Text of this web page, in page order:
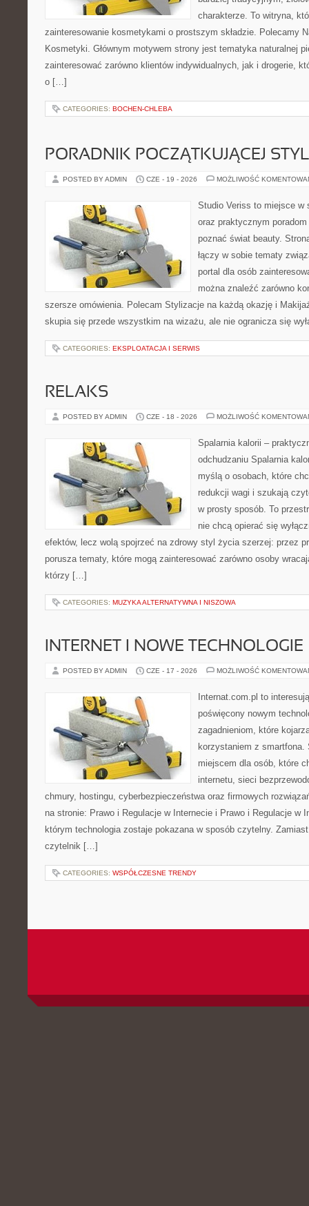
charakterze. To witryna,
zainteresowanie kosmetykami o prostszym składzie. Polecamy
Kosmetyki. Głównym motywem strony jest tematyka naturalnej
zainteresować zarówno klientów indywidualnych, jak i drogerie,
o […]
CATEGORIES: BOCHEN-CHLEBA
PORADNIK POCZĄTKUJĄCEJ
POSTED BY ADMIN CZE - 19 - 2026 MOŻLIWOŚĆ
Studio Veriss to miejsce w
oraz praktycznym
poznać świat beauty.
łączy w sobie tematy
portal dla osób
można znaleźć zarówno
szersze omówienia. Polecam Stylizacje na każdą okazję i
skupia się przede wszystkim na wizażu, ale nie ogranicza się
CATEGORIES: EKSPLOATACJA I SERWIS
RELAKS
POSTED BY ADMIN CZE - 18 - 2026 MOŻLIWOŚĆ
Spalarnia kalorii –
odchudzaniu Spalarnia
myślą o osobach, które
redukcji wagi i szukają
w prosty sposób. To
nie chcą opierać się
efektów, lecz wolą spojrzeć na zdrowy styl życia szerzej: przez
porusza tematy, które mogą zainteresować zarówno osoby
którzy […]
CATEGORIES: MUZYKA ALTERNATYWNA I NISZOWA
INTERNET I NOWE TECHNOLOGIE
POSTED BY ADMIN CZE - 17 - 2026 MOŻLIWOŚĆ
Internat.com.pl to
poświęcony nowym
zagadnieniom, które
korzystaniem z
miejscem dla osób, które
internetu, sieci
chmury, hostingu, cyberbezpieczeństwa oraz firmowych
na stronie: Prawo i Regulacje w Internecie i Prawo i Regulacje w
którym technologia zostaje pokazana w sposób czytelny.
czytelnik […]
CATEGORIES: WSPÓŁCZESNE TRENDY